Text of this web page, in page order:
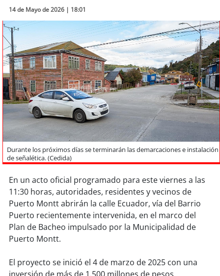
Economía
Deportes
Tecnología
Sostenibilidad
soychile
soy arica
soyiquique
soycalama
soy antofagasta
soy copiapó
14 de Mayo de 2026 | 18:01
Durante los próximos días se terminarán las demarcaciones e instalación
de señalética. (Cedida)
En un acto oficial programado para este viernes a las
11:30 horas, autoridades, residentes y vecinos de
Puerto Montt abrirán la calle Ecuador, vía del Barrio
Puerto recientemente intervenida, en el marco del
Plan de Bacheo impulsado por la Municipalidad de
Puerto Montt.
El proyecto se inició el 4 de marzo de 2025 con una